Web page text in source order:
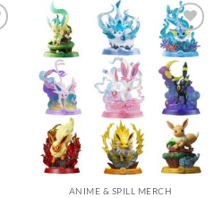
Legg til i
ønskeliste
ANIME & SPILL MERCH